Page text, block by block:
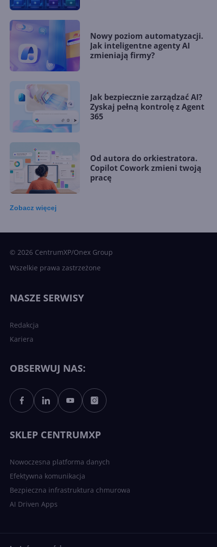
Nowy poziom automatyzacji.
Jak inteligentne agenty AI
zmieniają firmy?
Jak bezpiecznie zarządzać AI?
Zyskaj pełną kontrolę z Agent
365
Od autora do orkiestratora.
Copilot Cowork zmieni twoją
pracę
Sztuczna inteligencja po
polsku. Dość barier
Zobacz więcej
© 2026 CentrumXP/Onex Group
Wszelkie prawa zastrzeżone
NASZE SERWISY
Redakcja
Kariera
OBSERWUJ NAS:
SKLEP CENTRUMXP
Nowoczesna platforma danych
Efektywna komunikacja
Bezpieczna infrastruktura chmurowa
AI Driven Apps